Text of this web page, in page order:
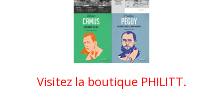
Visitez la boutique PHILITT.